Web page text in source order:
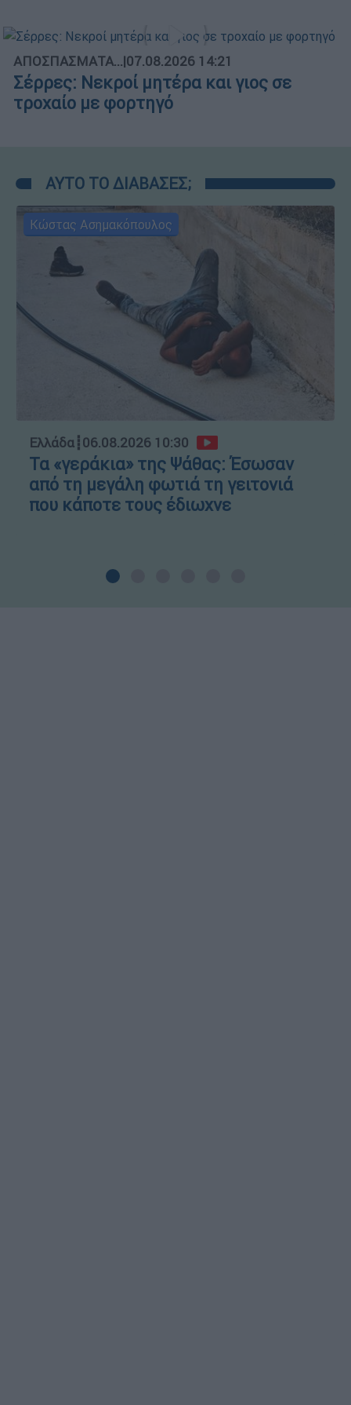
ΑΠΟΣΠΑΣΜΑΤΑ...|07.08.2026 14:21
Σέρρες: Νεκροί μητέρα και γιος σε
τροχαίο με φορτηγό
ΑΥΤΟ ΤΟ ΔΙΑΒΑΣΕΣ;
Κώστας Ασημακόπουλος
Ελλάδα┋06.08.2026 10:30
Τα «γεράκια» της Ψάθας: Έσωσαν
από τη μεγάλη φωτιά τη γειτονιά
που κάποτε τους έδιωχνε